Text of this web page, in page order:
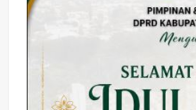
Kampanye
Ganjar-
Olahraga
Sidoarjo